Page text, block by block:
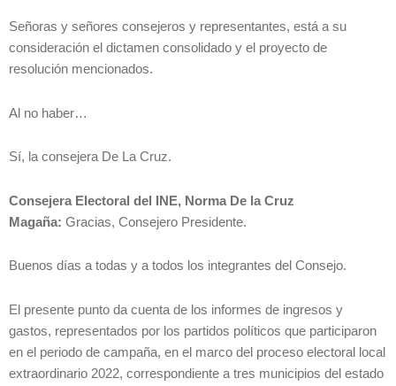
Señoras y señores consejeros y representantes, está a su
consideración el dictamen consolidado y el proyecto de
resolución mencionados.
Al no haber…
Sí, la consejera De La Cruz.
Consejera Electoral del INE, Norma De la Cruz
Magaña: Gracias, Consejero Presidente.
Buenos días a todas y a todos los integrantes del Consejo.
El presente punto da cuenta de los informes de ingresos y
gastos, representados por los partidos políticos que participaron
en el periodo de campaña, en el marco del proceso electoral local
extraordinario 2022, correspondiente a tres municipios del estado